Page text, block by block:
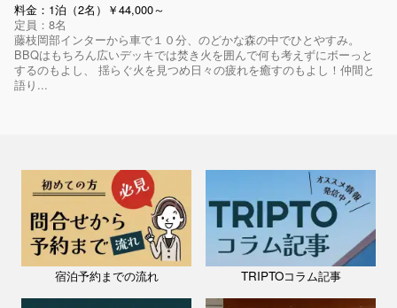
料金：1泊（2名）￥44,000～
定員：8名
藤枝岡部インターから車で１０分、のどかな森の中でひとやすみ。
BBQはもちろん広いデッキでは焚き火を囲んで何も考えずにボーっと
するのもよし、 揺らぐ火を見つめ日々の疲れを癒すのもよし！仲間と
語り...
宿泊予約までの流れ TRIPTOコラム記事